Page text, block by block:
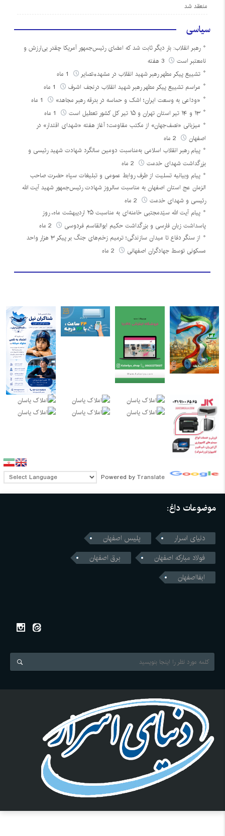
منعقد شد
سیاسی
رهبر انقلاب: بار دیگر ثابت شد که امضای رئیس‌جمهور آمریکا چقدر بی‌ارزش و
نامعتبر است
3 هفته
تشییع پیکر مطهر رهبر شهید انقلاب در مشهد+تصایر
مراسم تشییع پیکر مطهر رهبر شهید انقلاب درنجف اشرف
«وداعی به وسعت ایران؛ اشک و حماسه در بدرقه رهبر مجاهد»
۱۳ و ۱۴ تیر استان تهران و ۱۵ تیر کل کشور تعطیل است
میزبانی «نصف‌جهان» از مکتب مقاومت؛ آغاز هفته «شهدای اقتدار» در
اصفهان
پیام رهبر انقلاب اسلامی به‌مناسبت دومین سالگرد شهادت شهید رئیسی و
بزرگداشت شهدای خدمت
پیام وبیانیه تسلیت از طرف روابط عمومی و تبلیغات سپاه حضرت صاحب
الزمان عج استان اصفهان به مناسبت سالروز شهادت رئیس‌جمهور شهید آیت الله
رئیسی و شهدای خدمت
پیام آیت الله سیّدمجتبی خامنه‌ای به مناسبت ۲۵ اردیبهشت ماه، روز
پاسداشت زبان فارسی و بزرگداشت حکیم ابوالقاسم فردوسی
از سنگر دفاع تا میدان سازندگی؛ ترمیم زخم‌های جنگ بر پیکر ۳ هزار واحد
مسکونی توسط جهادگران اصفهانی
Powered by Translate
موضوعات داغ:
دنیای اسرار
پلیس اصفهان
فولاد مبارکه اصفهان
برق اصفهان
ابفااصفهان